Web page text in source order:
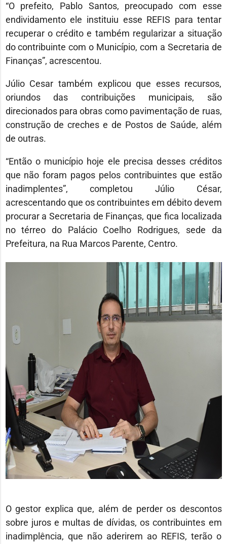
“O prefeito, Pablo Santos, preocupado com esse
endividamento ele instituiu esse REFIS para tentar
recuperar o crédito e também regularizar a situação
do contribuinte com o Município, com a Secretaria de
Finanças”, acrescentou.
Júlio Cesar também explicou que esses recursos,
oriundos das contribuições municipais, são
direcionados para obras como pavimentação de ruas,
construção de creches e de Postos de Saúde, além
de outras.
“Então o município hoje ele precisa desses créditos
que não foram pagos pelos contribuintes que estão
inadimplentes”, completou Júlio César,
acrescentando que os contribuintes em débito devem
procurar a Secretaria de Finanças, que fica localizada
no térreo do Palácio Coelho Rodrigues, sede da
Prefeitura, na Rua Marcos Parente, Centro.
O gestor explica que, além de perder os descontos
sobre juros e multas de dívidas, os contribuintes em
inadimplência, que não aderirem ao REFIS, terão o